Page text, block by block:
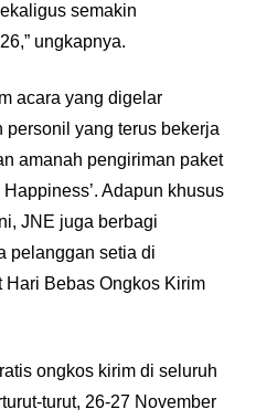
semakin
ungkapnya.
acara yang digelar
yang terus bekerja
amanah pengiriman paket
Adapun khusus
JNE juga berbagi
pelanggan setia di
Hari Bebas Ongkos Kirim
ongkos kirim di seluruh
turut, 26-27 November